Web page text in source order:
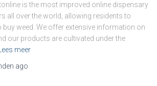
is the most improved online dispensary
all over the world, allowing residents to
buy weed. We offer extensive information on
our products are cultivated under the
Lees meer
ago